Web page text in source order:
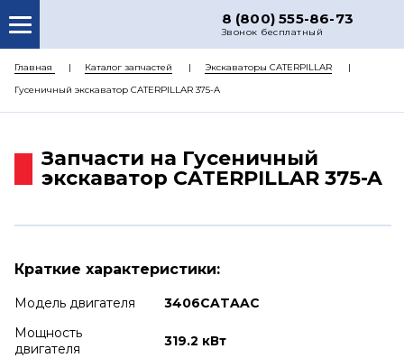
8 (800) 555-86-73
Звонок бесплатный
О НАС
КАТАЛОГ ЗАПЧАСТЕЙ
ДОСТАВКА
Главная Каталог запчастей
Экскаваторы CATERPILLAR
Гусеничный экскаватор CATERPILLAR 375-A
Запчасти на Гусеничный
экскаватор CATERPILLAR 375-A
Краткие характеристики:
Модель двигателя
3406CATAAC
Мощность
двигателя
319.2 кВт